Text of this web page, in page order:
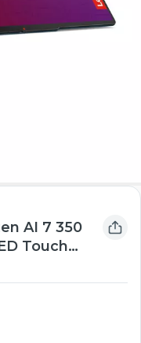
AI 7 350
Touch